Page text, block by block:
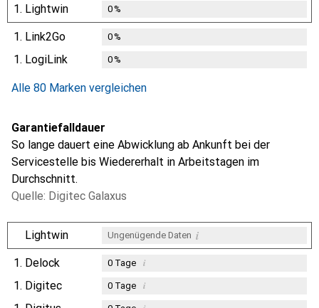
1. Lightwin 0%
1. Link2Go 0%
1. LogiLink 0%
Alle 80 Marken vergleichen
Garantiefalldauer
So lange dauert eine Abwicklung ab Ankunft bei der
Servicestelle bis Wiedererhalt in Arbeitstagen im
Durchschnitt.
Quelle: Digitec Galaxus
Lightwin Ungenügende Daten i
1. Delock 0Tage i
1. Digitec 0Tage i